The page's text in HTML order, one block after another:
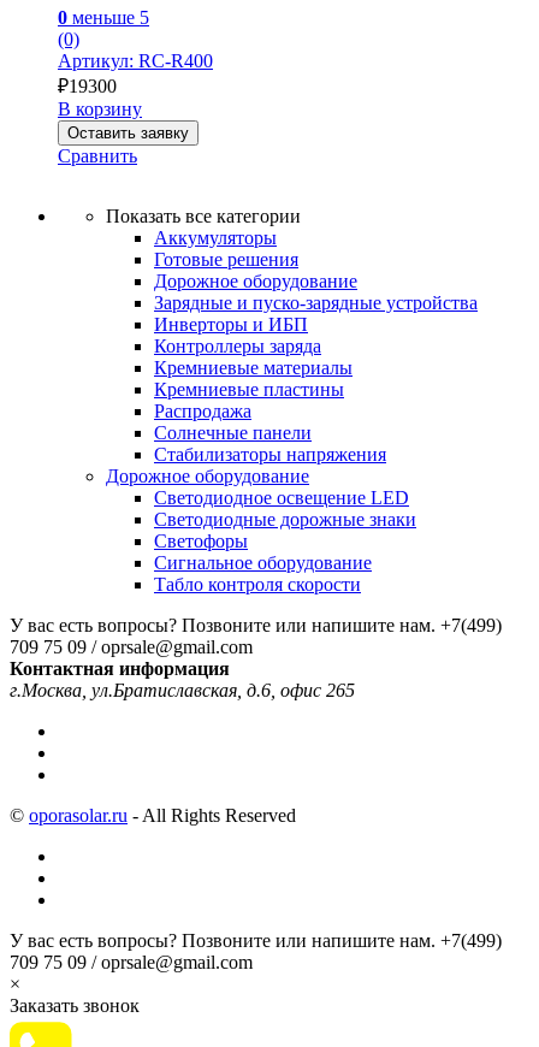
0 меньше 5
(0)
Артикул: RC-R400
₽19300
В корзину
Оставить заявку
Сравнить
Показать все категории
Аккумуляторы
Готовые решения
Дорожное оборудование
Зарядные и пуско-зарядные устройства
Инверторы и ИБП
Контроллеры заряда
Кремниевые материалы
Кремниевые пластины
Распродажа
Солнечные панели
Стабилизаторы напряжения
Дорожное оборудование
Светодиодное освещение LED
Светодиодные дорожные знаки
Светофоры
Сигнальное оборудование
Табло контроля скорости
У вас есть вопросы? Позвоните или напишите нам. +7(499)
709 75 09 / oprsale@gmail.com
Контактная информация
г.Москва, ул.Братиславская, д.6, офис 265
© oporasolar.ru - All Rights Reserved
У вас есть вопросы? Позвоните или напишите нам. +7(499)
709 75 09 / oprsale@gmail.com
×
Заказать звонок